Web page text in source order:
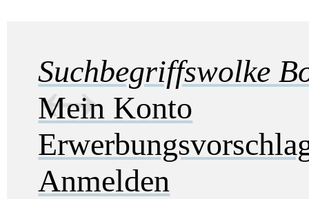
Suchbegriffswolke
Mein Konto
Anmelden